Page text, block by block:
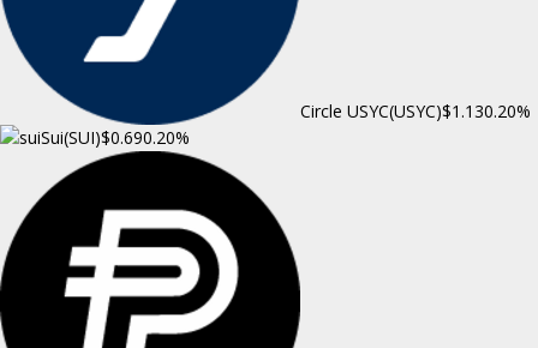
Circle USYC(USYC)$1.130.20%
Sui(SUI)$0.690.20%